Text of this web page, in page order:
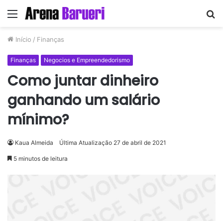
Menu
Início / Finanças
Finanças Negocios e Empreendedorismo
Como juntar dinheiro
ganhando um salário
mínimo?
Kaua Almeida Última Atualização 27 de abril de 2021
5 minutos de leitura